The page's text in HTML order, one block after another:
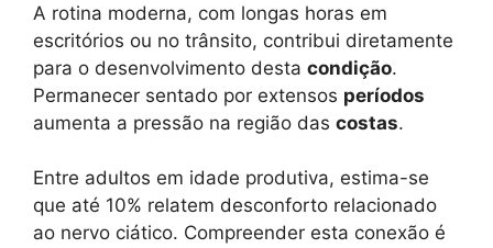
A rotina moderna, com longas horas em
escritórios ou no trânsito, contribui diretamente
para o desenvolvimento desta condição.
Permanecer sentado por extensos períodos
aumenta a pressão na região das costas.
Entre adultos em idade produtiva, estima-se
que até 10% relatem desconforto relacionado
ao nervo ciático. Compreender esta conexão é